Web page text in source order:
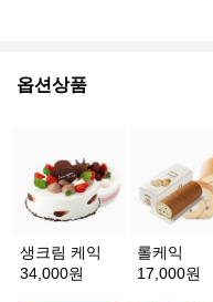
옵션상품
생크림 케익
34,000원
롤케익
17,000원